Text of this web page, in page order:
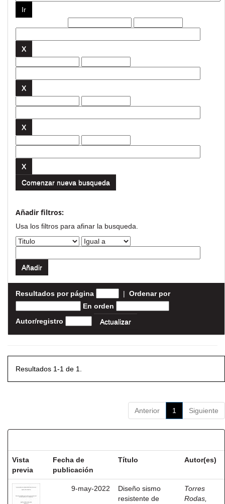
Comenzar nueva busqueda
Añadir filtros:
Usa los filtros para afinar la busqueda.
Resultados por página | Ordenar por
En orden
Autor/registro
Resultados 1-1 de 1.
Anterior 1 Siguiente
Vista
previa
Fecha de
publicación
Título Autor(es)
9-may-2022
Diseño sismo
resistente de
Torres
Rodas,